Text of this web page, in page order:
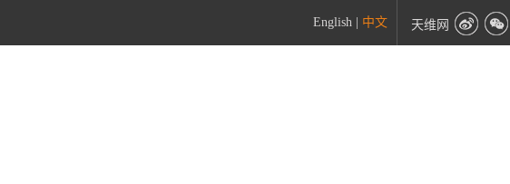
English 中文 天维网